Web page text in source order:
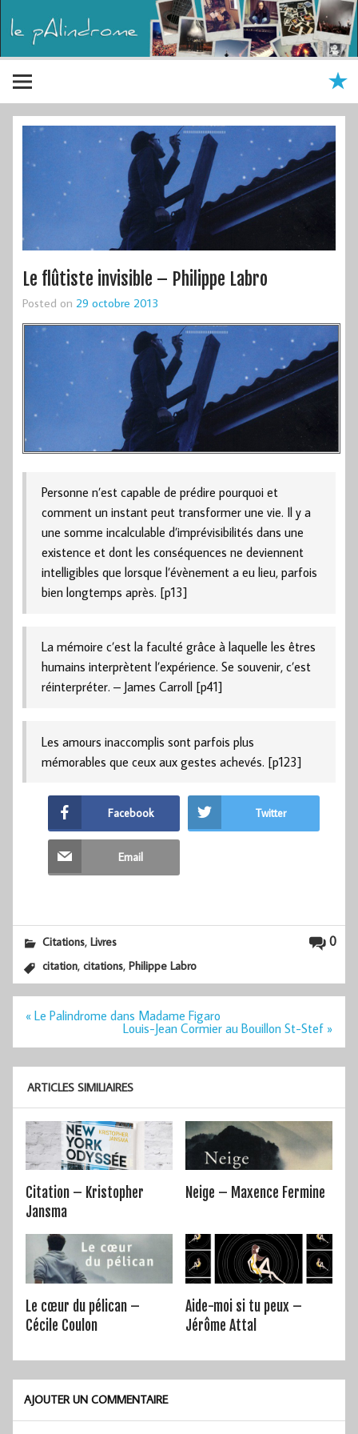
Le flûtiste invisible – Philippe Labro
Posted on 29 octobre 2013
Personne n’est capable de prédire pourquoi et
comment un instant peut transformer une vie. Il y a
une somme incalculable d’imprévisibilités dans une
existence et dont les conséquences ne deviennent
intelligibles que lorsque l’évènement a eu lieu, parfois
bien longtemps après. [p13]
La mémoire c’est la faculté grâce à laquelle les êtres
humains interprètent l’expérience. Se souvenir, c’est
réinterpréter. – James Carroll [p41]
Les amours inaccomplis sont parfois plus
mémorables que ceux aux gestes achevés. [p123]
Facebook Twitter
Email
0
Citations,Livres
citation,citations,Philippe Labro
Navigation
« Le Palindrome dans Madame Figaro
Louis-Jean Cormier au Bouillon St-Stef »
ARTICLES SIMILIAIRES
Citation – Kristopher
Jansma
Neige – Maxence Fermine
Le cœur du pélican –
Cécile Coulon
Aide-moi si tu peux –
Jérôme Attal
AJOUTER UN COMMENTAIRE